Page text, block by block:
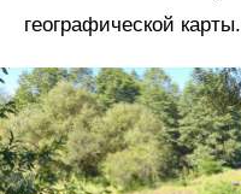
географической карты.